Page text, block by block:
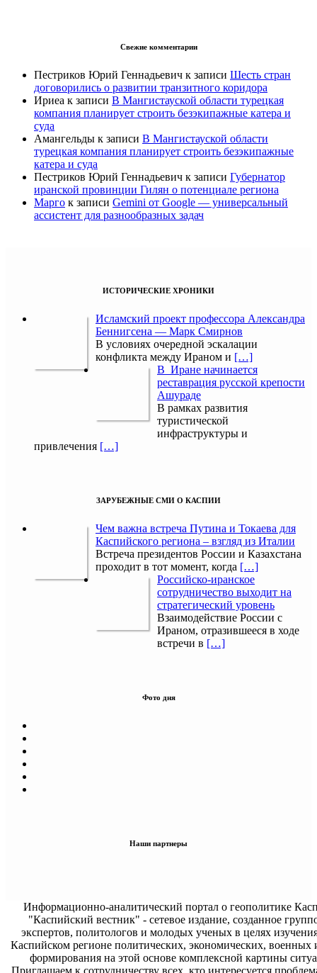
Свежие комментарии
Пестриков Юрий Геннадьевич к записи Шесть стран
договорились о развитии транзитного коридора
Ириеа к записи В Мангистауской области турецкая
компания планирует строить безэкипажные катера и
суда
Амангельды к записи В Мангистауской области
турецкая компания планирует строить безэкипажные
катера и суда
Пестриков Юрий Геннадьевич к записи Губернатор
иранской провинции Гилян о потенциале региона
Марго к записи Gemini от Google — универсальный
ассистент для разнообразных задач
ИСТОРИЧЕСКИЕ ХРОНИКИ
Исламский проект профессора Александра
Беннигсена — Марк Смирнов
В условиях очередной эскалации
конфликта между Ираном и […]
В Иране начинается
реставрация русской крепости
Ашураде
В рамках развития
туристической
инфраструктуры и
привлечения […]
ЗАРУБЕЖНЫЕ СМИ О КАСПИИ
Чем важна встреча Путина и Токаева для
Каспийского региона – взгляд из Италии
Встреча президентов России и Казахстана
проходит в тот момент, когда […]
Российско-иранское
сотрудничество выходит на
стратегический уровень
Взаимодействие России с
Ираном, отразившееся в ходе
встречи в […]
Фото дня
Наши партнеры
Информационно-аналитический портал о геополитике
"Каспийский вестник" - сетевое издание, созданное
экспертов, политологов и молодых ученых в целях
Каспийском регионе политических, экономических, военных
формирования на этой основе комплексной картины
Приглашаем к сотрудничеству всех, кто интересуется